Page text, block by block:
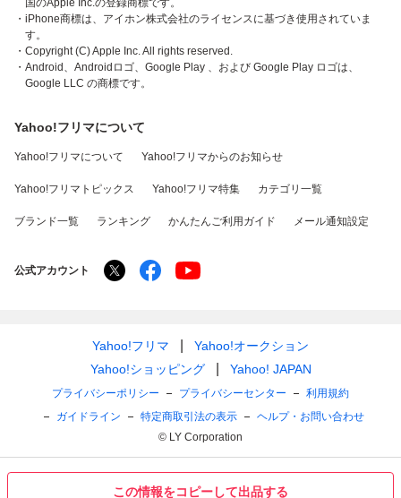
この情報をコピーして出品する
国のApple Inc.の登録商標です。
・iPhone商標は、アイホン株式会社のライセンスに基づき使用されていま
す。
・Copyright (C) Apple Inc. All rights reserved.
・Android、Androidロゴ、Google Play 、および Google Play ロゴは、
Google LLC の商標です。
Yahoo!フリマについて
Yahoo!フリマについて Yahoo!フリマからのお知らせ
Yahoo!フリマトピックス Yahoo!フリマ特集 カテゴリ一覧
ブランド一覧 ランキング かんたんご利用ガイド メール通知設定
公式アカウント
Yahoo!フリマ
Yahoo!オークション
Yahoo!ショッピング
Yahoo! JAPAN
プライバシーポリシー プライバシーセンター
利用規約
ガイドライン
特定商取引法の表示
ヘルプ・お問い合わせ
© LY Corporation